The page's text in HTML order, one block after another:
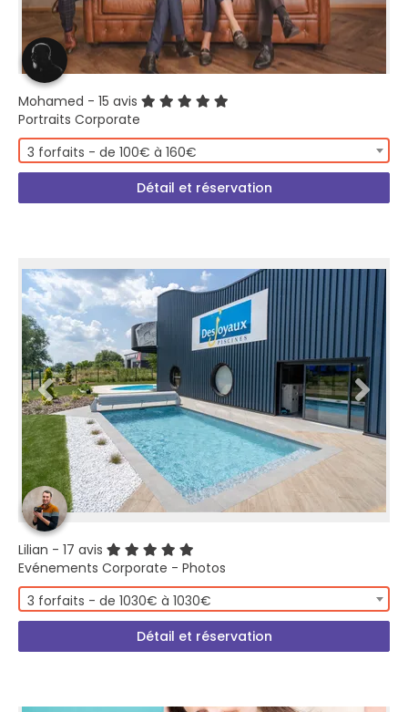
Mohamed - 15 avis
Portraits Corporate
3 forfaits - de 100€ à 160€
Détail et réservation
Lilian - 17 avis
Evénements Corporate - Photos
3 forfaits - de 1030€ à 1030€
Détail et réservation